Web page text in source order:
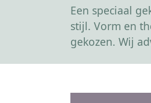
Een speciaal
stijl. Vorm en
gekozen. Wij